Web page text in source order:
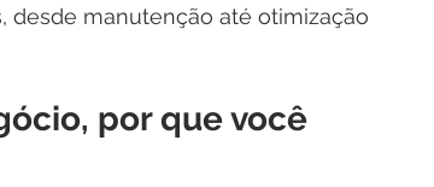
desde manutenção até otimização
por que você